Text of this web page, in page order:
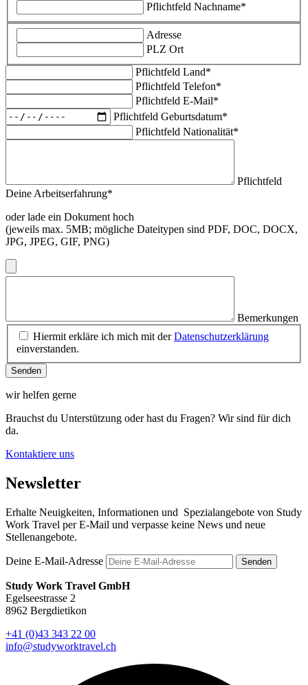
Pflichtfeld Nachname*
Adresse
PLZ Ort
Pflichtfeld Land*
Pflichtfeld Telefon*
Pflichtfeld E-Mail*
Pflichtfeld Geburtsdatum*
Pflichtfeld Nationalität*
Pflichtfeld
Deine Arbeitserfahrung*
oder lade ein Dokument hoch
(jeweils max. 5MB; mögliche Dateitypen sind PDF, DOC, DOCX,
JPG, JPEG, GIF, PNG)
Bemerkungen
Hiermit erkläre ich mich mit derDatenschutzerklärung
einverstanden.
Senden
wir helfen gerne
Brauchst du Unterstützung oder hast du Fragen? Wir sind für dich
da.
Kontaktiere uns
Newsletter
Erhalte Neuigkeiten, Informationen und Spezialangebote von Study
Work Travel per E-Mail und verpasse keine News und neue
Stellenangebote.
Deine E-Mail-Adresse Senden
Study Work Travel GmbH
Egelseestrasse 2
8962 Bergdietikon
+41 (0)43 343 22 00
info@studyworktravel.ch